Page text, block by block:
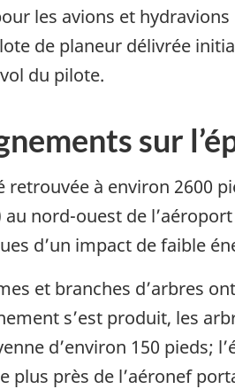
les avions et
de planeur délivrée
du pilote.
sur
retrouvée à environ 2600
nord-ouest de
d’un impact de faible
et branches d’arbres
s’est produit, les
d’environ 150 pieds;
plus près de l’aéronef